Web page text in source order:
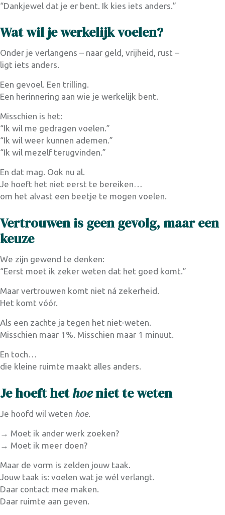
Search
Type and hit enter
“Dankjewel dat je er bent. Ik kies iets anders.”
Wat wil je werkelijk voelen?
Onder je verlangens – naar geld, vrijheid, rust –
ligt iets anders.
Een gevoel. Een trilling.
Een herinnering aan wie je werkelijk bent.
Misschien is het:
“Ik wil me gedragen voelen.”
“Ik wil weer kunnen ademen.”
“Ik wil mezelf terugvinden.”
En dat mag. Ook nu al.
Je hoeft het niet eerst te bereiken…
om het alvast een beetje te mogen voelen.
Vertrouwen is geen gevolg, maar een
keuze
We zijn gewend te denken:
“Eerst moet ik zeker weten dat het goed komt.”
Maar vertrouwen komt niet ná zekerheid.
Het komt vóór.
Als een zachte ja tegen het niet-weten.
Misschien maar 1%. Misschien maar 1 minuut.
En toch…
die kleine ruimte maakt alles anders.
Je hoeft hethoeniet te weten
Je hoofd wil weten hoe.
→ Moet ik ander werk zoeken?
→ Moet ik meer doen?
Maar de vorm is zelden jouw taak.
Jouw taak is: voelen wat je wél verlangt.
Daar contact mee maken.
Daar ruimte aan geven.